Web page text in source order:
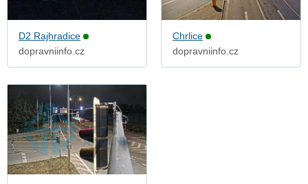
D2 Rajhradice
dopravniinfo.cz
Chrlice
dopravniinfo.cz